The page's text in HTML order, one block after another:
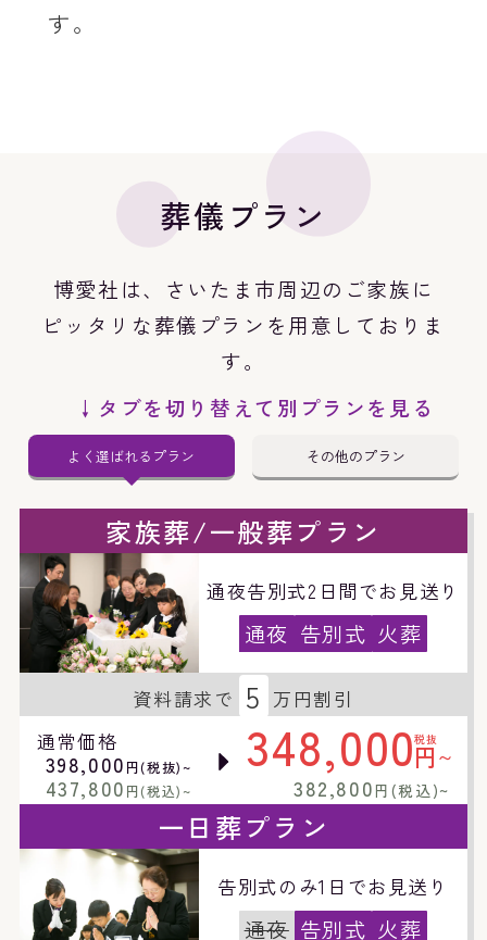
す。
葬儀プラン
博愛社は、さいたま市周辺のご家族に
ピッタリな葬儀プランを用意しておりま
す。
↓タブを切り替えて別プランを見る
よく選ばれるプラン その他のプラン
家族葬/一般葬プラン
通夜告別式2日間でお見送り
通夜 告別式 火葬
資料請求で 5 万円割引
通常価格
398,000 円(税抜)~
437,800 円(税込)~
348,000税抜
円~
382,800円(税込)~
一日葬プラン
告別式のみ1日でお見送り
通夜 告別式 火葬